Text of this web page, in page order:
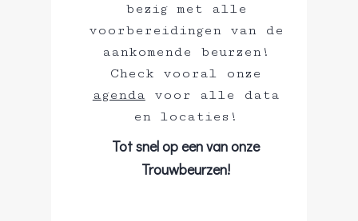
bezig met alle
voorbereidingen van de
aankomende beurzen!
Check vooral onze
agenda voor alle data
en locaties!
Tot snel op een van onze
Trouwbeurzen!